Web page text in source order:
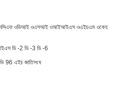
এনসিএফ ওডিআই ওএসআই ওআইআইএস ওএইচএম ওকেহ
ডি -2 ডি -3 ডি -6
96 এইচ জাতিসংঘ